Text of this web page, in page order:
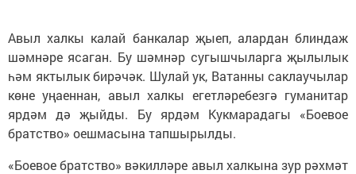
Авыл халкы калай банкалар җыеп, алардан блиндаж
шәмнәре ясаган. Бу шәмнәр сугышчыларга җылылык
һәм яктылык бирәчәк. Шулай ук, Ватанны саклаучылар
көне уңаеннан, авыл халкы егетләребезгә гуманитар
ярдәм дә җыйды. Бу ярдәм Кукмарадагы «Боевое
братство» оешмасына тапшырылды.
«Боевое братство» вәкилләре авыл халкына зур рәхмәт